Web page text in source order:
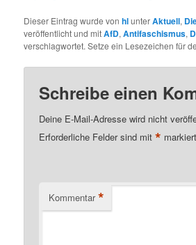
Dieser Eintrag wurde vonhlunterAktuell,
veröffentlicht und mitAfD,Antifaschismus,
verschlagwortet. Setze ein Lesezeichen für
Schreibe einen
Deine E-Mail-Adresse wird nicht
Erforderliche Felder sind mit* markiert
Kommentar *